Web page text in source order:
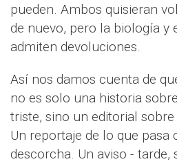
pueden. Ambos quisieran
de nuevo, pero la biología y
admiten devoluciones.
Así nos damos cuenta de
no es solo una historia
triste, sino un editorial
Un reportaje de lo que pasa
descorcha. Un aviso - tarde,